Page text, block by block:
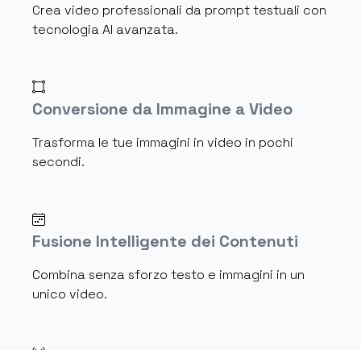
Crea video professionali da prompt testuali con
tecnologia AI avanzata.
Conversione da Immagine a Video
Trasforma le tue immagini in video in pochi
secondi.
Fusione Intelligente dei Contenuti
Combina senza sforzo testo e immagini in un
unico video.